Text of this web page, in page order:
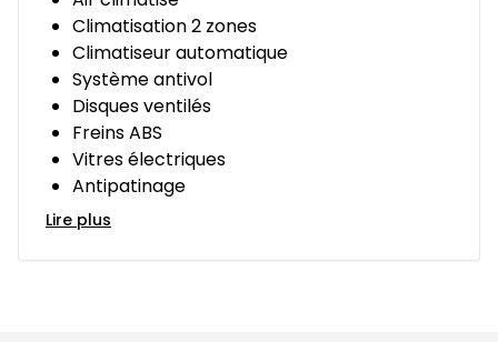
Climatisation 2 zones
Climatiseur automatique
Système antivol
Disques ventilés
Freins ABS
Vitres électriques
Antipatinage
Lire plus